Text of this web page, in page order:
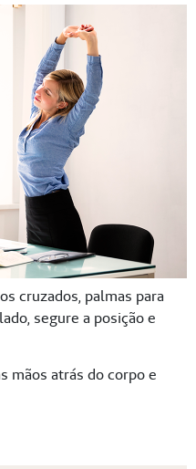
cruzados, palmas para
segure a posição e
mãos atrás do corpo e